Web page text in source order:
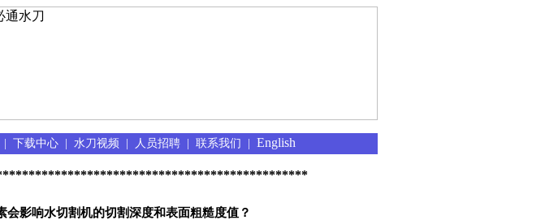
| 下载中心 | 水刀视频 | 人员招聘 | 联系我们 | English
会影响水切割机的切割深度和表面粗糙度值？